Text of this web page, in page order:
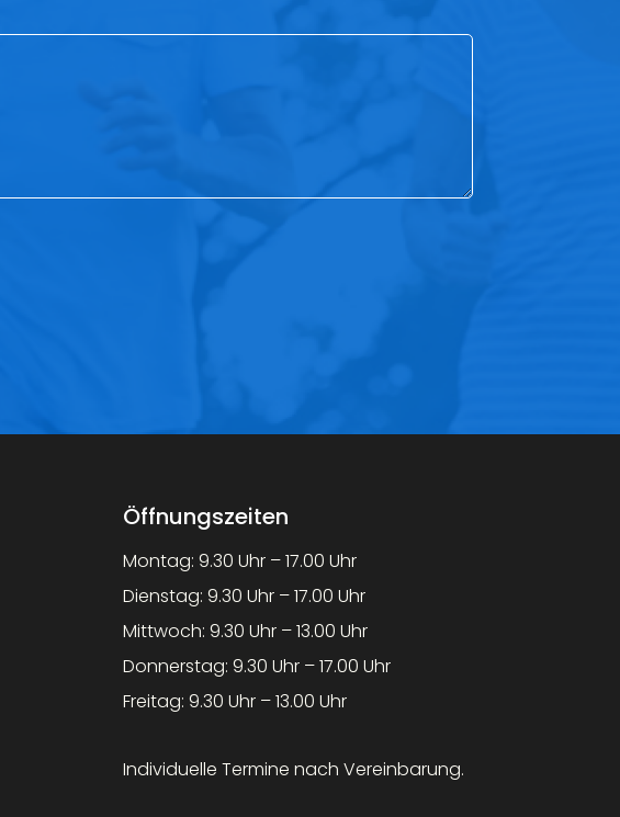
Öffnungszeiten
Montag: 9.30 Uhr – 17.00 Uhr
Dienstag: 9.30 Uhr – 17.00 Uhr
Mittwoch: 9.30 Uhr – 13.00 Uhr
Donnerstag: 9.30 Uhr – 17.00 Uhr
Freitag: 9.30 Uhr – 13.00 Uhr
Individuelle Termine nach Vereinbarung.